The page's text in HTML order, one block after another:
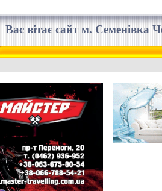
Вас вітає сайт м. Семенівка